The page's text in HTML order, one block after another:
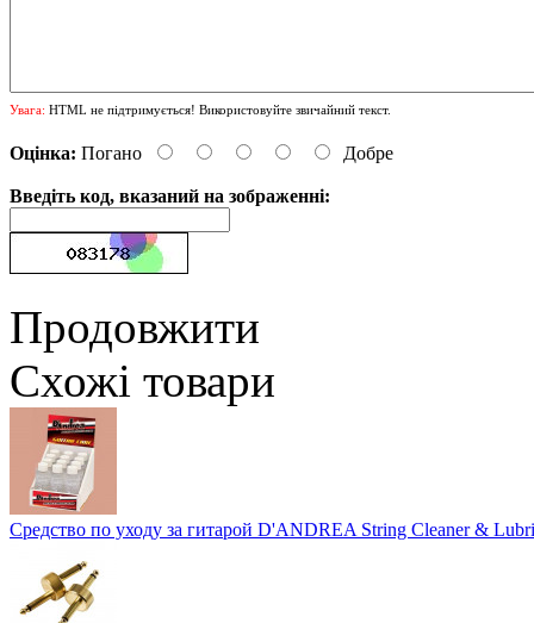
Увага: HTML не підтримується! Використовуйте звичайний текст.
Оцінка: Погано Добре
Введіть код, вказаний на зображенні:
Продовжити
Схожі товари
Средство по уходу за гитарой D'ANDREA String Cleaner &